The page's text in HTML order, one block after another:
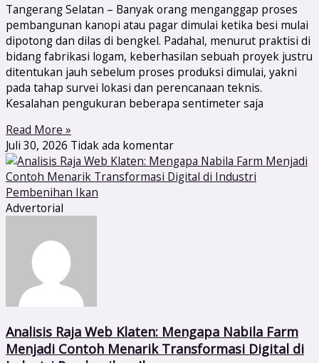
Tangerang Selatan – Banyak orang menganggap proses
pembangunan kanopi atau pagar dimulai ketika besi mulai
dipotong dan dilas di bengkel. Padahal, menurut praktisi di
bidang fabrikasi logam, keberhasilan sebuah proyek justru
ditentukan jauh sebelum proses produksi dimulai, yakni
pada tahap survei lokasi dan perencanaan teknis.
Kesalahan pengukuran beberapa sentimeter saja
Read More »
Juli 30, 2026 Tidak ada komentar
Advertorial
Analisis Raja Web Klaten: Mengapa Nabila Farm
Menjadi Contoh Menarik Transformasi Digital di